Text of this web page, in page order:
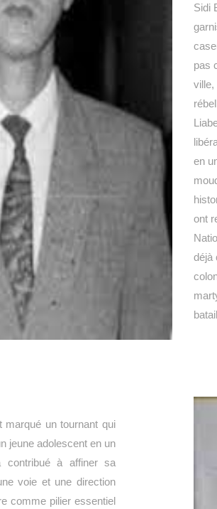
Sidi
pas
ville,
en
ont
déjà
marqué un tournant qui
jeune adolescent en un
à affiner sa
voie et une direction
comme pilier essentiel